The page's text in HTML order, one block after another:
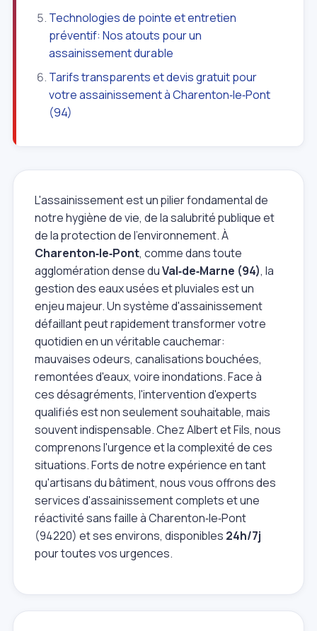
Technologies de pointe et entretien
préventif: Nos atouts pour un
assainissement durable
Tarifs transparents et devis gratuit pour
votre assainissement à Charenton‑le‑Pont
(94)
L'assainissement est un pilier fondamental de
notre hygiène de vie, de la salubrité publique et
de la protection de l'environnement. À
Charenton‑le‑Pont, comme dans toute
agglomération dense duVal‑de‑Marne (94), la
gestion des eaux usées et pluviales est un
enjeu majeur. Un système d'assainissement
défaillant peut rapidement transformer votre
quotidien en un véritable cauchemar:
mauvaises odeurs, canalisations bouchées,
remontées d'eaux, voire inondations. Face à
ces désagréments, l'intervention d'experts
qualifiés est non seulement souhaitable, mais
souvent indispensable. Chez Albert et Fils, nous
comprenons l'urgence et la complexité de ces
situations. Forts de notre expérience en tant
qu'artisans du bâtiment, nous vous offrons des
services d'assainissement complets et une
réactivité sans faille à Charenton‑le‑Pont
(94220) et ses environs, disponibles 24h/7j
pour toutes vos urgences.